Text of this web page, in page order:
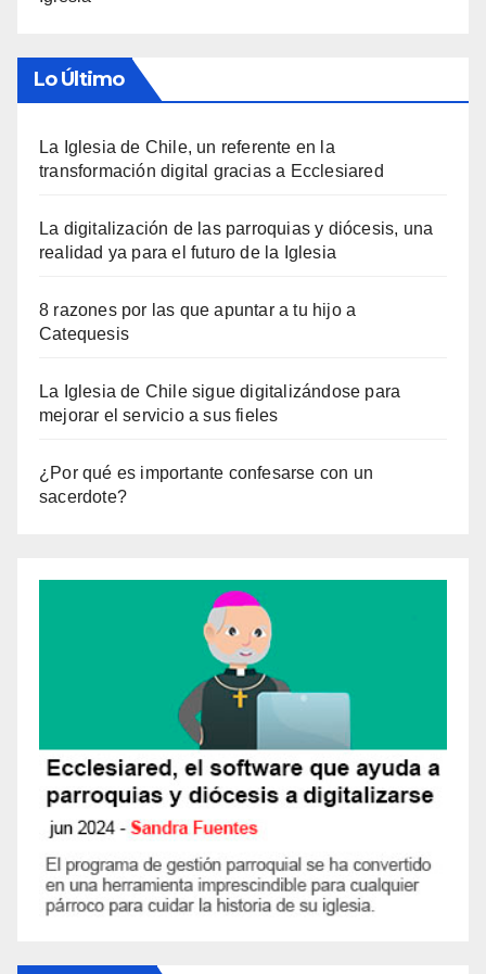
Lo Último
La Iglesia de Chile, un referente en la
transformación digital gracias a Ecclesiared
La digitalización de las parroquias y diócesis, una
realidad ya para el futuro de la Iglesia
8 razones por las que apuntar a tu hijo a
Catequesis
La Iglesia de Chile sigue digitalizándose para
mejorar el servicio a sus fieles
¿Por qué es importante confesarse con un
sacerdote?